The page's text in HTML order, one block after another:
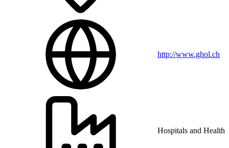
http://www.ghol.ch
Hospitals and Health